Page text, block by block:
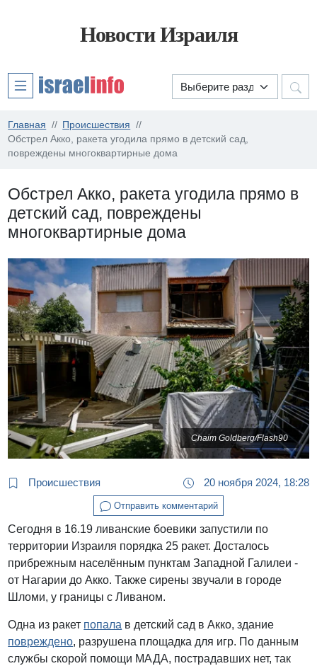
Новости Израиля
Главная
Происшествия
Обстрел Акко, ракета угодила прямо в детский сад,
повреждены многоквартирные дома
Обстрел Акко, ракета угодила прямо в
детский сад, повреждены
многоквартирные дома
Chaim Goldberg/Flash90
Происшествия 20 ноября 2024, 18:28
Отправить комментарий
Сегодня в 16.19 ливанские боевики запустили по
территории Израиля порядка 25 ракет. Досталось
прибрежным населённым пунктам Западной Галилеи -
от Нагарии до Акко. Также сирены звучали в городе
Шломи, у границы с Ливаном.
Одна из ракет попала в детский сад в Акко, здание
повреждено, разрушена площадка для игр. По данным
службы скорой помощи МАДА, пострадавших нет, так